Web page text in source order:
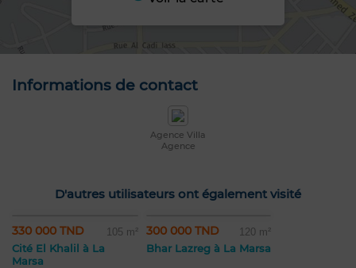
Informations de contact
Agence Villa
Agence
D'autres utilisateurs ont également visité
330 000 TND 105 m²
Cité El Khalil à La
Marsa
300 000 TND 120 m²
Bhar Lazreg à La Marsa